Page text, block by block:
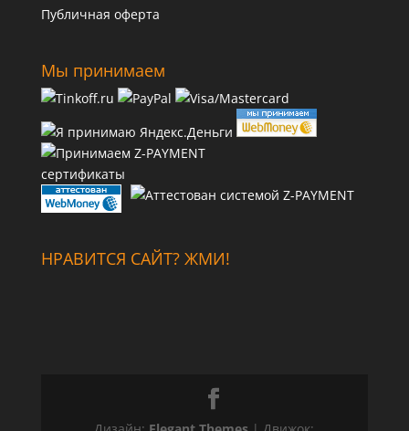
Публичная оферта
Мы принимаем
сертификаты
НРАВИТСЯ САЙТ? ЖМИ!